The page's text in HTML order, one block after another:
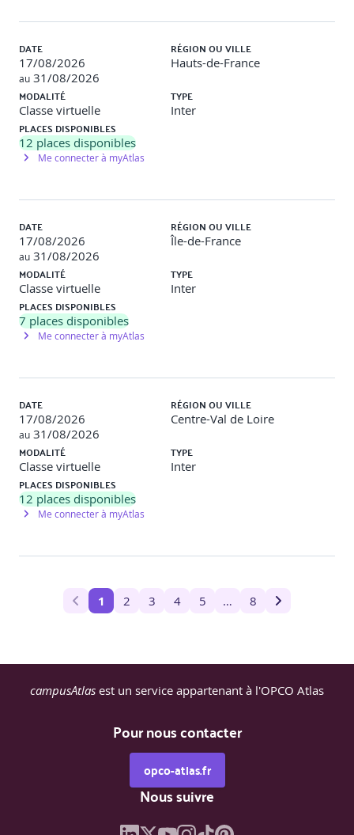
responsable : équilibre
Atelier: Élaboration d’un plan d’action IA sur un cas
d’entreprise.
Mobiliser son organisation autour d’une charte IA
Pourquoi une charte IA ? Objectifs, portée et publics visés
Co-construction et gouvernance de la charte IA
Principes incontournables et modalités d’application
Intégration dans la culture d’entreprise et dans les process
Définir des engagements concrets vis-à-vis des parties
prenantes (clients, collaborateurs, partenaires,société)
Exemples de chartes inspirantes en entreprise
exemplaire auprès des équipes ?
Atelier : Co-rédaction d’une charte IA d’entreprise.
DATE
17/08/2026
au 31/08/2026
RÉGION OU VILLE
Hauts-de-France
MODALITÉ
Classe virtuelle
TYPE
Inter
PLACES DISPONIBLES
12 places disponibles
Me connecter à myAtlas
DATE
17/08/2026
au 31/08/2026
RÉGION OU VILLE
Île-de-France
MODALITÉ
Classe virtuelle
TYPE
Inter
PLACES DISPONIBLES
7 places disponibles
Me connecter à myAtlas
DATE
17/08/2026
au 31/08/2026
RÉGION OU VILLE
Centre-Val de Loire
MODALITÉ
Classe virtuelle
TYPE
Inter
PLACES DISPONIBLES
12 places disponibles
Me connecter à myAtlas
1 2 3 4 5 … 8
campusAtlas est un service appartenant à l'OPCO Atlas
Pour nous contacter
opco-atlas.fr
Nous suivre